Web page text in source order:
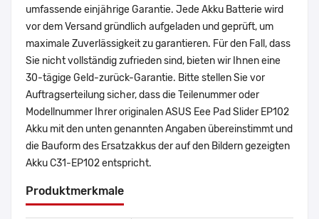
umfassende einjährige Garantie. Jede Akku Batterie wird
vor dem Versand gründlich aufgeladen und geprüft, um
maximale Zuverlässigkeit zu garantieren. Für den Fall, dass
Sie nicht vollständig zufrieden sind, bieten wir Ihnen eine
30-tägige Geld-zurück-Garantie. Bitte stellen Sie vor
Auftragserteilung sicher, dass die Teilenummer oder
Modellnummer Ihrer originalen ASUS Eee Pad Slider EP102
Akku mit den unten genannten Angaben übereinstimmt und
die Bauform des Ersatzakkus der auf den Bildern gezeigten
Akku C31-EP102 entspricht.
Produktmerkmale